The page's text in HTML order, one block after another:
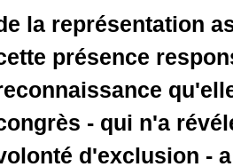
de la
cette
congrès
volonté